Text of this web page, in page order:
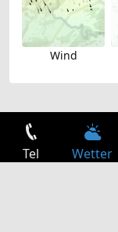
Wind
Tel Wetter